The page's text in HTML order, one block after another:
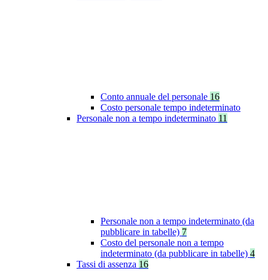
Conto annuale del personale 16
Costo personale tempo indeterminato
Personale non a tempo indeterminato 11
Personale non a tempo indeterminato (da
pubblicare in tabelle) 7
Costo del personale non a tempo
indeterminato (da pubblicare in tabelle) 4
Tassi di assenza 16